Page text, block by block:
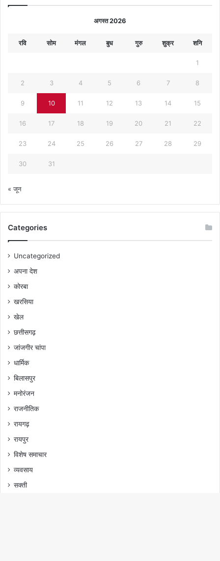
अगस्त 2026
रवि सोम मंगल बुध गुरु शुक्र शनि
1
2 3 4 5 6 7 8
9 10 11 12 13 14 15
16 17 18 19 20 21 22
23 24 25 26 27 28 29
30 31
« जून
Categories
Uncategorized
अपना देश
कोरबा
खरसिया
खेल
छत्तीसगढ़
जांजगीर चांपा
धार्मिक
बिलासपुर
मनोरंजन
राजनीतिक
रायगढ़
रायपुर
विशेष समाचार
व्यवसाय
सक्ती